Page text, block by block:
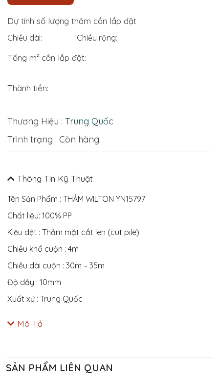
Dự tính số lượng thảm cần lắp đặt
Chiều dài: Chiều rộng:
Tổng m² cần lắp đặt:
Thành tiền:
Thương Hiệu : Trung Quốc
Trình trạng : Còn hàng
Thông Tin Kỹ Thuật
Tên Sản Phẩm : THẢM WILTON YN15797
Chất liệu: 100% PP
Kiệu dệt : Thảm mặt cắt len (cut pile)
Chiều khổ cuộn : 4m
Chiều dài cuộn : 30m – 35m
Độ dầy : 10mm
Xuất xứ : Trung Quốc
Mô Tả
SẢN PHẨM LIÊN QUAN